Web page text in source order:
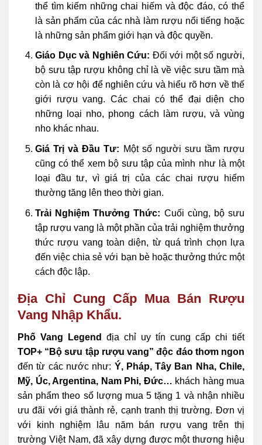
thể tìm kiếm những chai hiếm và độc đáo, có thể
là sản phẩm của các nhà làm rượu nổi tiếng hoặc
là những sản phẩm giới hạn và độc quyền.
Giáo Dục và Nghiên Cứu: Đối với một số người,
bộ sưu tập rượu không chỉ là về việc sưu tầm mà
còn là cơ hội để nghiên cứu và hiểu rõ hơn về thế
giới rượu vang. Các chai có thể đại diện cho
những loại nho, phong cách làm rượu, và vùng
nho khác nhau.
Giá Trị và Đầu Tư: Một số người sưu tầm rượu
cũng có thể xem bộ sưu tập của mình như là một
loại đầu tư, vì giá trị của các chai rượu hiếm
thường tăng lên theo thời gian.
Trải Nghiệm Thưởng Thức: Cuối cùng, bộ sưu
tập rượu vang là một phần của trải nghiệm thưởng
thức rượu vang toàn diện, từ quá trình chọn lựa
đến việc chia sẻ với bạn bè hoặc thưởng thức một
cách độc lập.
Địa Chỉ Cung Cấp Mua Bán Rượu
Vang Nhập Khẩu.
Phố Vang Legend
địa chỉ uy tín cung cấp chi tiết
TOP+ “Bộ sưu tập rượu vang” độc đáo thơm ngon
đến từ các nước như: Ý, Pháp, Tây Ban Nha, Chile,
Mỹ, Úc, Argentina, Nam Phi, Đức… khách hàng mua
sản phẩm theo số lượng mua 5 tặng 1 và nhận nhiều
ưu đãi với giá thành rẻ, cạnh tranh thị trường. Đơn vị
với kinh nghiệm lâu năm bán rượu vang trên thị
trường Việt Nam, đã xây dựng được một thương hiệu